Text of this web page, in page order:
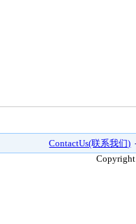
ContactUs(联系我们)